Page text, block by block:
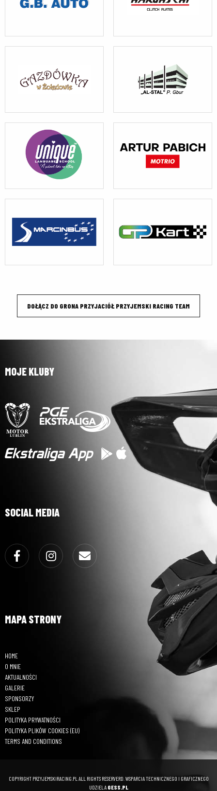
DOŁĄCZ DO GRONA PRZYJACIÓŁ PRZYJEMSKI RACING TEAM
MOJE KLUBY
SOCIAL MEDIA
Facebook Instagram
MAPA STRONY
HOME
O MNIE
AKTUALNOŚCI
GALERIE
SPONSORZY
SKLEP
POLITYKA PRYWATNOŚCI
POLITYKA PLIKÓW COOKIES (EU)
TERMS AND CONDITIONS
COPYRIGHT PRZYJEMSKIRACING.PL ALL RIGHTS RESERVERD. WSPARCIA TECHNICZNEGO I GRAFICZNEGO
UDZIELA GESS.PL